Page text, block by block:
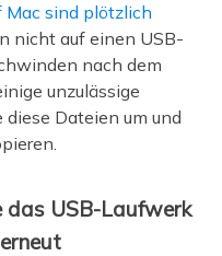
Mac sind plötzlich
nicht auf einen USB-
nach dem
unzulässige
Dateien um und
das USB-Laufwerk